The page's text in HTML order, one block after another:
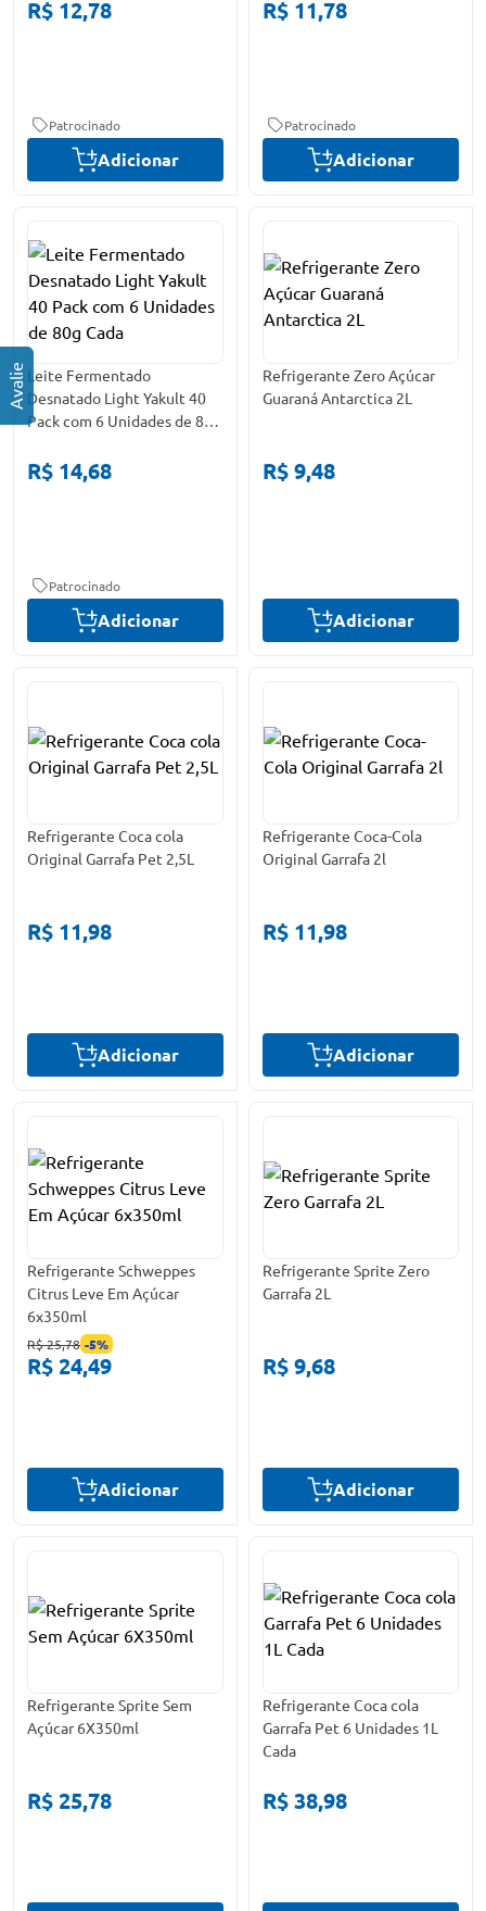
R$ 12,78
Patrocinado
Adicionar
R$ 11,78
Patrocinado
Adicionar
Leite Fermentado
Desnatado Light Yakult 40
Pack com 6 Unidades de 80g
R$ 14,68
Patrocinado
Adicionar
Refrigerante Zero Açúcar
Guaraná Antarctica 2L
R$ 9,48
Adicionar
Refrigerante Coca cola
Original Garrafa Pet 2,5L
R$ 11,98
Adicionar
Refrigerante Coca-Cola
Original Garrafa 2l
R$ 11,98
Adicionar
Refrigerante Schweppes
Citrus Leve Em Açúcar
6x350ml
R$ 25,78 -5%
R$ 24,49
Adicionar
Refrigerante Sprite Zero
Garrafa 2L
R$ 9,68
Adicionar
Refrigerante Sprite Sem
Açúcar 6X350ml
R$ 25,78
Refrigerante Coca cola
Garrafa Pet 6 Unidades 1L
Cada
R$ 38,98